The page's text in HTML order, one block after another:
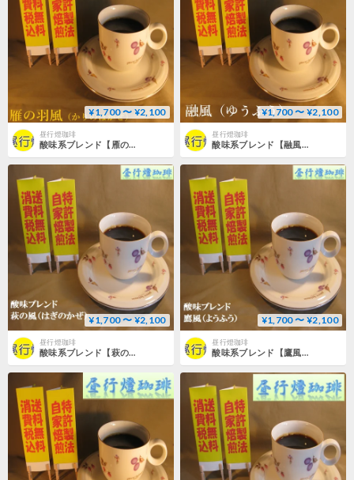
¥1,700 〜 ¥2,100
昼行燈珈琲
¥1,700 〜 ¥2,100
昼行燈珈琲
¥1,700 〜 ¥2,100
昼行燈珈琲
酸味系ブレンド【萩の風（はぎのかぜ）】
¥1,700 〜 ¥2,100
昼行燈珈琲
酸味系ブレンド【鷹風（ようふう】